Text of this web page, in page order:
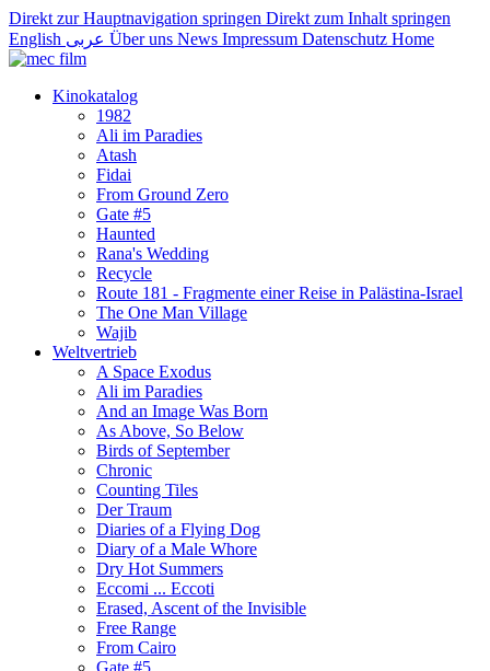
Direkt zur Hauptnavigation springen Direkt zum Inhalt springen
English
Über uns News Impressum Datenschutz Home
Kinokatalog
1982
Ali im Paradies
Atash
Fidai
From Ground Zero
Gate #5
Haunted
Rana's Wedding
Recycle
Route 181 - Fragmente einer Reise in Palästina-Israel
The One Man Village
Wajib
Weltvertrieb
A Space Exodus
Ali im Paradies
And an Image Was Born
As Above, So Below
Birds of September
Chronic
Counting Tiles
Der Traum
Diaries of a Flying Dog
Diary of a Male Whore
Dry Hot Summers
Eccomi ... Eccoti
Erased, Ascent of the Invisible
Free Range
From Cairo
Gate #5